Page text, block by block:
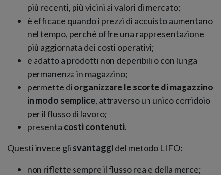
più recenti, più vicini ai valori di mercato;
è efficace quando i prezzi di acquisto aumentano
nel tempo, perché offre una rappresentazione
più aggiornata dei costi operativi;
è adatto a prodotti non deperibili o con lunga
permanenza in magazzino;
permette di organizzare le scorte di magazzino
in modo semplice, attraverso un unico corridoio
per il flusso di lavoro;
presenta costi contenuti.
Questi invece gli svantaggidel metodo LIFO:
non riflette sempre il flusso reale della merce;